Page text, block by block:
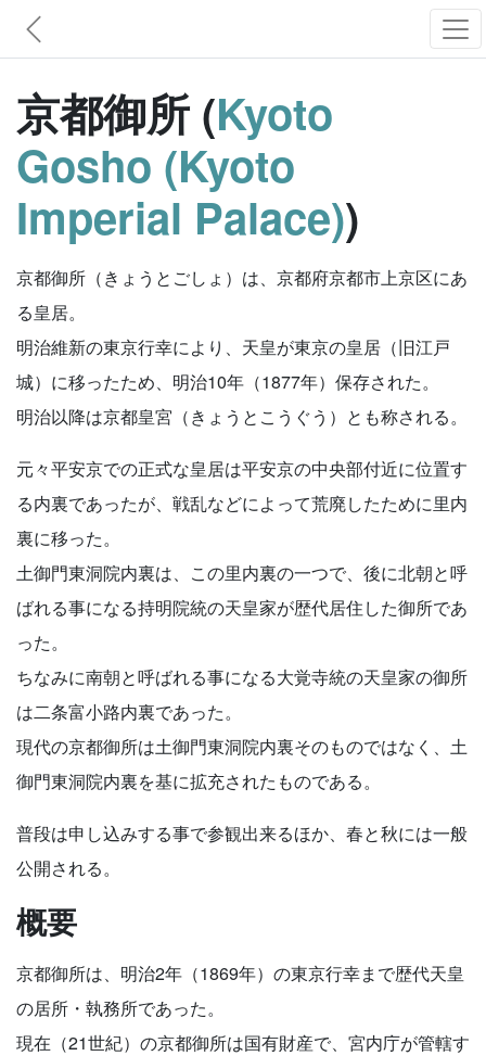
京都御所 (Kyoto
Gosho (Kyoto
Imperial Palace))
京都御所（きょうとごしょ）は、京都府京都市上京区にあ
る皇居。
明治維新の東京行幸により、天皇が東京の皇居（旧江戸
城）に移ったため、明治10年（1877年）保存された。
明治以降は京都皇宮（きょうとこうぐう）とも称される。
元々平安京での正式な皇居は平安京の中央部付近に位置す
る内裏であったが、戦乱などによって荒廃したために里内
裏に移った。
土御門東洞院内裏は、この里内裏の一つで、後に北朝と呼
ばれる事になる持明院統の天皇家が歴代居住した御所であ
った。
ちなみに南朝と呼ばれる事になる大覚寺統の天皇家の御所
は二条富小路内裏であった。
現代の京都御所は土御門東洞院内裏そのものではなく、土
御門東洞院内裏を基に拡充されたものである。
普段は申し込みする事で参観出来るほか、春と秋には一般
公開される。
概要
京都御所は、明治2年（1869年）の東京行幸まで歴代天皇
の居所・執務所であった。
現在（21世紀）の京都御所は国有財産で、宮内庁が管轄す